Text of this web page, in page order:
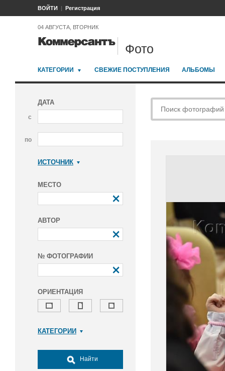
ВОЙТИ Регистрация
04 АВГУСТА, ВТОРНИК
Фото
КАТЕГОРИИ СВЕЖИЕ ПОСТУПЛЕНИЯ АЛЬБОМЫ
ДАТА
с
по
ИСТОЧНИК
МЕСТО
АВТОР
№ ФОТОГРАФИИ
ОРИЕНТАЦИЯ
КАТЕГОРИИ
Досуг, туризм и отдых
Культура
Найти